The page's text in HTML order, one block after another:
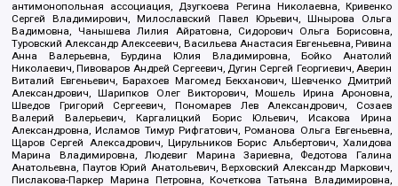
антимонопольная ассоциация, Дзугкоева Регина Николаевна, Кривенко
Сергей Владимирович, Милославский Павел Юрьевич, Шнырова Ольга
Вадимовна, Чанышева Лилия Айратовна, Сидорович Ольга Борисовна,
Туровский Александр Алексеевич, Васильева Анастасия Евгеньевна, Ривина
Анна Валерьевна, Бурдина Юлия Владимировна, Бойко Анатолий
Николаевич, Пивоваров Андрей Сергеевич, Дугин Сергей Георгиевич, Аверин
Виталий Евгеньевич, Барахоев Магомед Бекханович, Шевченко Дмитрий
Александрович, Шарипков Олег Викторович, Мошель Ирина Ароновна,
Шведов Григорий Сергеевич, Пономарев Лев Александрович, Созаев
Валерий Валерьевич, Каргалицкий Борис Юльевич, Исакова Ирина
Александровна, Исламов Тимур Рифгатович, Романова Ольга Евгеньевна,
Щаров Сергей Алексадрович, Цирульников Борис Альбертович, Халидова
Марина Владимировна, Людевиг Марина Зариевна, Федотова Галина
Анатольевна, Паутов Юрий Анатольевич, Верховский Александр Маркович,
Пислакова-Паркер Марина Петровна, Кочеткова Татьяна Владимировна,